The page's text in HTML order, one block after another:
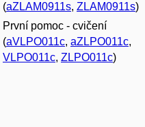
(aZLAM0911s, ZLAM0911s)
První pomoc - cvičení
(aVLPO011c, aZLPO011c,
VLPO011c, ZLPO011c)